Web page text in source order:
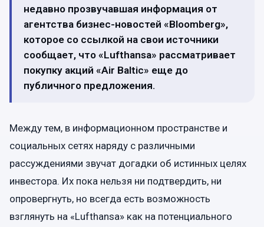
недавно прозвучавшая информация от
агентства бизнес-новостей «Bloomberg»,
которое со ссылкой на свои источники
сообщает, что «Lufthansa» рассматривает
покупку акций «Air Baltic» еще до
публичного предложения.
Между тем, в информационном пространстве и
социальных сетях наряду с различными
рассуждениями звучат догадки об истинных целях
инвестора. Их пока нельзя ни подтвердить, ни
опровергнуть, но всегда есть возможность
взглянуть на «Lufthansa» как на потенциального